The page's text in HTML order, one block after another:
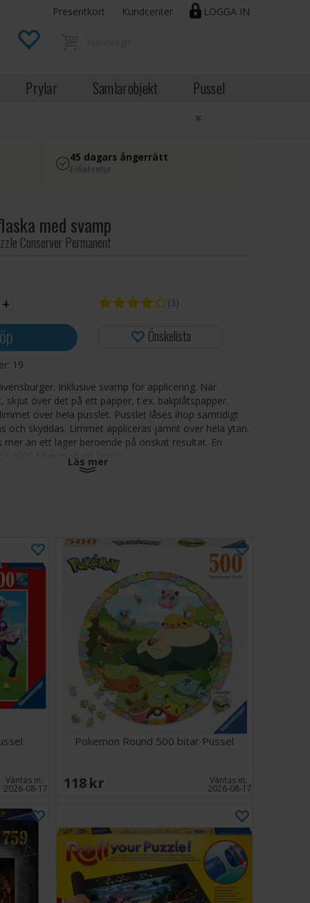
LOGGA IN
Presentkort Kundcenter
Prylar Samlarobjekt Pussel
×
45 dagars ångerrätt
Enkel retur
med svamp
Conserver Permanent
+
19
(3)
Önskelista
Inklusive svamp för applicering. När
skjut över det på ett papper, t.ex. bakplåtspapper.
över hela pusslet. Pusslet låses ihop samtidigt
och skyddas. Limmet appliceras jämnt över hela ytan.
mer än ett lager beroende på önskat resultat. En
4000 bitar med ett lager.
se videon under bilderna.
per flaska (räcker till 4 stycken 1000-bitars pussel).
Läs mer
Väntas in:
2026-08-17
Pokemon Round 500 bitar Pussel
118 SEK Väntas in:
2026-08-17